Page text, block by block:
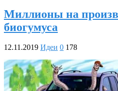
Миллионы на
биогумуса
12.11.2019 Идеи 0 178